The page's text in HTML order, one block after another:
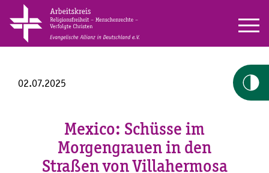
02.07.2025
Mexico: Schüsse im
Morgengrauen in den
Straßen von Villahermosa